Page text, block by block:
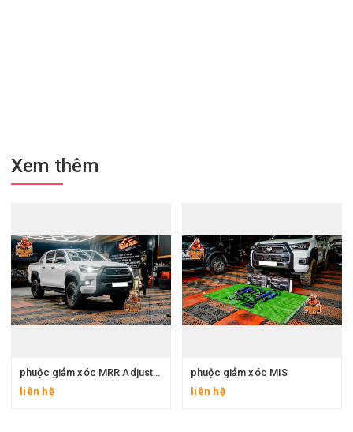
Xem thêm
phuộc giảm xóc MRR Adjustable
liên hệ
phuộc giảm xóc MIS
liên hệ